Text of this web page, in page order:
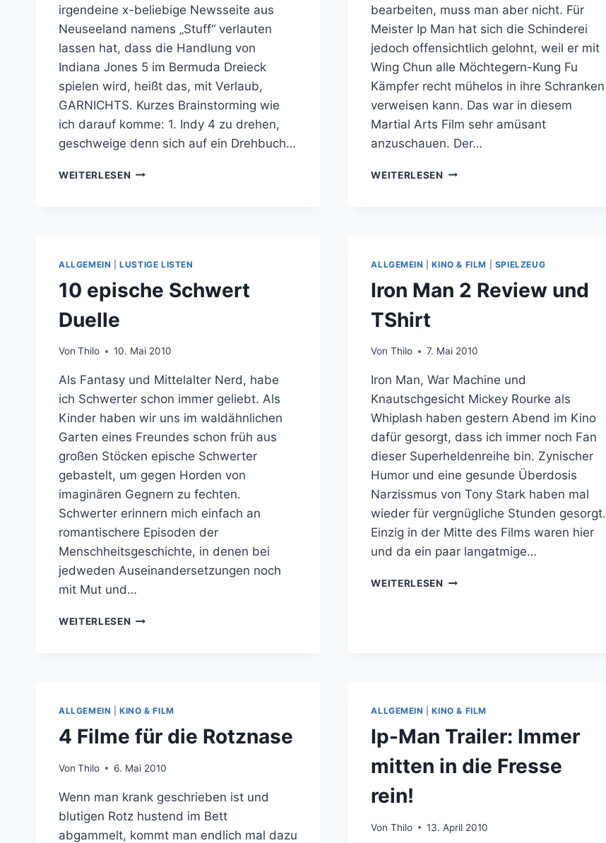
irgendeine x-beliebige Newsseite aus
Neuseeland namens „Stuff“ verlauten
lassen hat, dass die Handlung von
Indiana Jones 5 im Bermuda Dreieck
spielen wird, heißt das, mit Verlaub,
GARNICHTS. Kurzes Brainstorming wie
ich darauf komme: 1. Indy 4 zu drehen,
geschweige denn sich auf ein Drehbuch…
WEITERLESEN INDIANA
DREIECK
bearbeiten, muss man aber nicht. Für
Meister Ip Man hat sich die Schinderei
jedoch offensichtlich gelohnt, weil er mit
Wing Chun alle Möchtegern-Kung Fu
Kämpfer recht mühelos in ihre Schranken
verweisen kann. Das war in diesem
Martial Arts Film sehr amüsant
anzuschauen. Der…
WEITERLESEN AUF
ALLGEMEIN |LUSTIGE LISTEN
10 epische Schwert
Duelle
Von Thilo 10. Mai 2010
Als Fantasy und Mittelalter Nerd, habe
ich Schwerter schon immer geliebt. Als
Kinder haben wir uns im waldähnlichen
Garten eines Freundes schon früh aus
großen Stöcken epische Schwerter
gebastelt, um gegen Horden von
imaginären Gegnern zu fechten.
Schwerter erinnern mich einfach an
romantischere Episoden der
Menschheitsgeschichte, in denen bei
jedweden Auseinandersetzungen noch
mit Mut und…
WEITERLESEN
ALLGEMEIN |KINO & FILM SPIELZEUG
Iron Man 2 Review und
TShirt
Von Thilo 7. Mai 2010
Iron Man, War Machine und
Knautschgesicht Mickey Rourke als
Whiplash haben gestern Abend im Kino
dafür gesorgt, dass ich immer noch Fan
dieser Superheldenreihe bin. Zynischer
Humor und eine gesunde Überdosis
Narzissmus von Tony Stark haben mal
wieder für vergnügliche Stunden gesorgt.
Einzig in der Mitte des Films waren hier
und da ein paar langatmige…
WEITERLESEN IRON
ALLGEMEIN |KINO & FILM
4 Filme für die Rotznase
Von Thilo 6. Mai 2010
Wenn man krank geschrieben ist und
blutigen Rotz hustend im Bett
abgammelt, kommt man endlich mal dazu
ALLGEMEIN |KINO & FILM
Ip-Man Trailer: Immer
mitten in die Fresse
rein!
Von Thilo 13. April 2010